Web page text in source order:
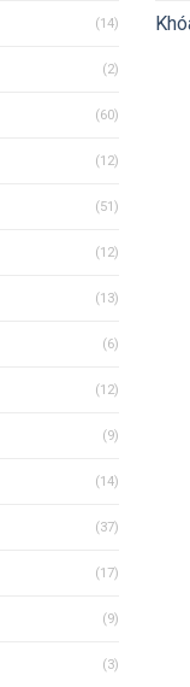
(14)
(2)
(60)
(12)
(51)
(12)
(13)
(6)
(12)
(9)
(14)
(37)
(17)
(9)
(3)